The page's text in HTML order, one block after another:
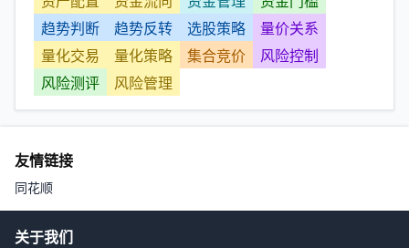
趋势判断
趋势反转 选股策略
量价关系
量化交易
量化策略 集合竞价
风险控制
风险测评
风险管理
友情链接
同花顺
关于我们